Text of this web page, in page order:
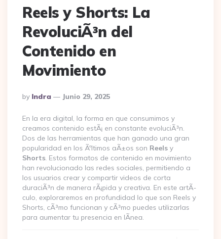
Reels y Shorts: La
RevoluciÃ³n del
Contenido en
Movimiento
Posted
By
By Indra Junio 29, 2025
En la era digital, la forma en que consumimos y
creamos contenido estÃ¡ en constante evoluciÃ³n.
Dos de las herramientas que han ganado una gran
popularidad en los Ãºltimos aÃ±os son Reels y
Shorts. Estos formatos de contenido en movimiento
han revolucionado las redes sociales, permitiendo a
los usuarios crear y compartir videos de corta
duraciÃ³n de manera rÃ¡pida y creativa. En este artÃ­
culo, exploraremos en profundidad lo que son Reels y
Shorts, cÃ³mo funcionan y cÃ³mo puedes utilizarlas
para aumentar tu presencia en lÃ­nea.